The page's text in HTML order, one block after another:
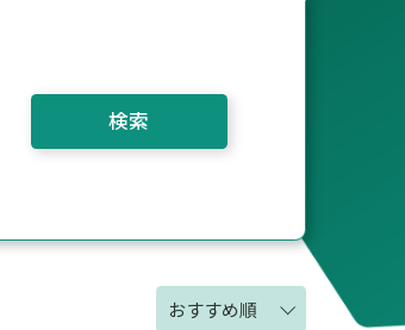
検索
おすすめ順